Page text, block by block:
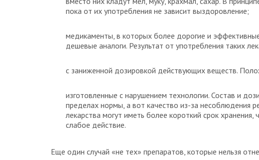
пока от их употребления не зависит выздоровление;
медикаменты, в которых более дорогие и
дешевые аналоги. Результат от употребления таких
с заниженной дозировкой действующих веществ.
изготовленные с нарушением технологии. Состав и
пределах нормы, а вот качество из-за несоблюдения
лекарства могут иметь более короткий срок хранения,
слабое действие.
Еще один случай «не тех» препаратов, которые нельзя